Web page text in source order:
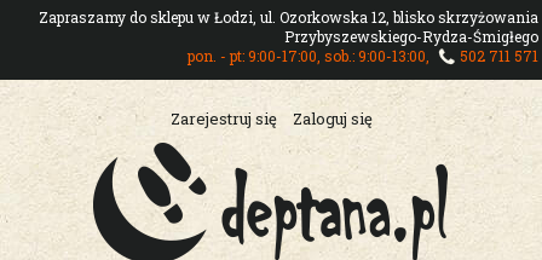
Zapraszamy do sklepu w Łodzi, ul. Ozorkowska 12, blisko skrzyżowania
Przybyszewskiego-Rydza-Śmigłego
pon. - pt: 9:00-17:00, sob.: 9:00-13:00,
502 711 571
Zarejestruj się Zaloguj się